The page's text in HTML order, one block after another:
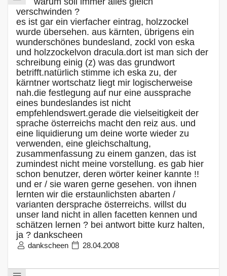
verschwinden ?
es ist gar ein vierfacher eintrag, holzzockel
wurde übersehen. aus kärnten, übrigens ein
wunderschönes bundesland, zockl von eska
und holzzockelvon dracula.dort ist man sich der
schreibung einig (z) was das grundwort
betrifft.natürlich stimme ich eska zu, der
kärntner wortschatz liegt mir logischerweise
nah.die festlegung auf nur eine aussprache
eines bundeslandes ist nicht
empfehlendswert.gerade die vielseitigkeit der
sprache österreichs macht den reiz aus. und
eine liquidierung um deine worte wieder zu
verwenden, eine gleichschaltung,
zusammenfassung zu einem ganzen, das ist
zumindest nicht meine vorstellung. es gab hier
schon benutzer, deren wörter keiner kannte !!
und er / sie waren gerne gesehen. von ihnen
lernten wir die erstaunlichsten abarten /
varianten dersprache österreichs. willst du
unser land nicht in allen facetten kennen und
schätzen lernen ? bei antwort bitte kurz halten,
ja ? dankscheen
dankscheen 28.04.2008